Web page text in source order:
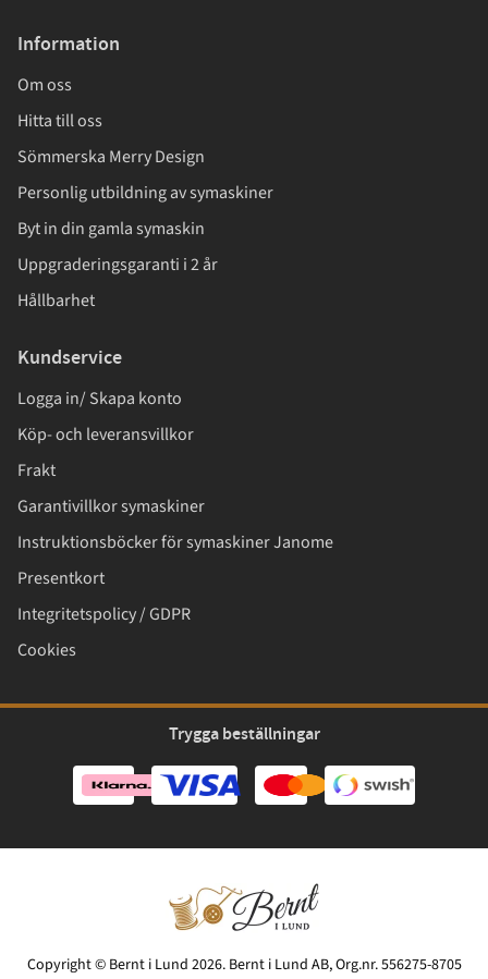
Information
Om oss
Hitta till oss
Sömmerska Merry Design
Personlig utbildning av symaskiner
Byt in din gamla symaskin
Uppgraderingsgaranti i 2 år
Hållbarhet
Kundservice
Logga in/ Skapa konto
Köp- och leveransvillkor
Frakt
Garantivillkor symaskiner
Instruktionsböcker för symaskiner Janome
Presentkort
Integritetspolicy / GDPR
Cookies
Trygga beställningar
Copyright © Bernt i Lund 2026. Bernt i Lund AB, Org.nr. 556275-8705